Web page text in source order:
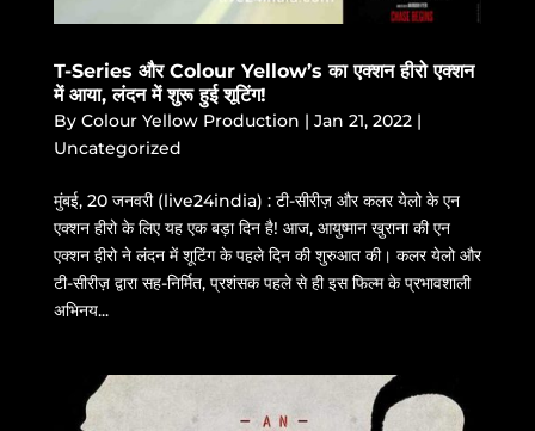
T-Series और Colour Yellow’s का एक्शन हीरो एक्शन
में आया, लंदन में शुरू हुई शूटिंग!
By Colour Yellow Production | Jan 21, 2022|
Uncategorized
मुंबई, 20 जनवरी (live24india) : टी-सीरीज़ और कलर येलो के एन
एक्शन हीरो के लिए यह एक बड़ा दिन है! आज, आयुष्मान खुराना की एन
एक्शन हीरो ने लंदन में शूटिंग के पहले दिन की शुरुआत की। कलर येलो और
टी-सीरीज़ द्वारा सह-निर्मित, प्रशंसक पहले से ही इस फिल्म के प्रभावशाली
अभिनय...